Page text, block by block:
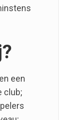
een
club;